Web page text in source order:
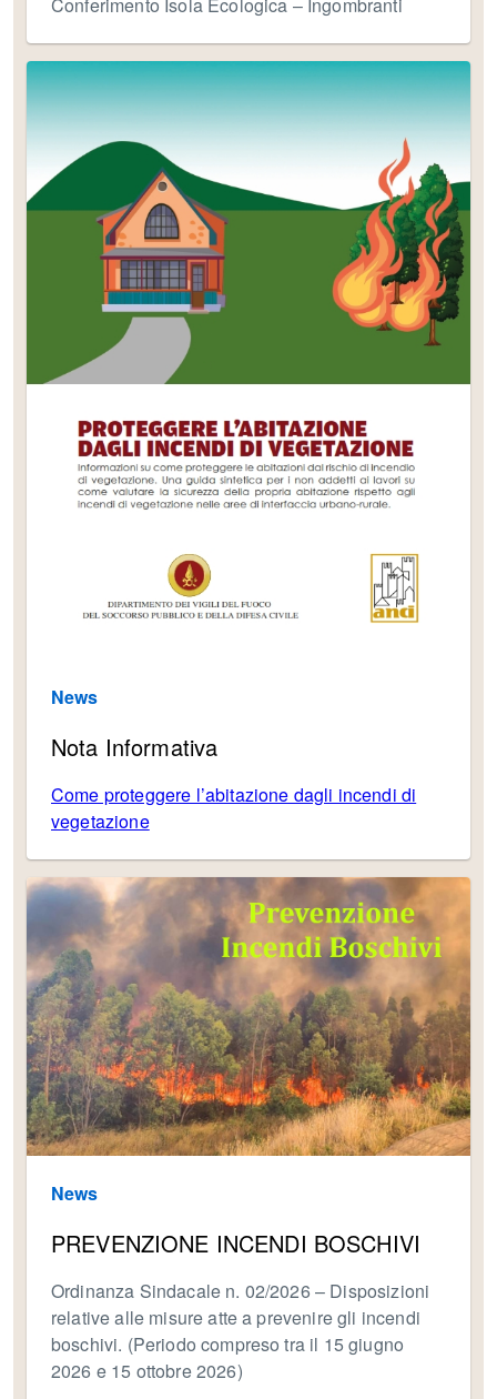
News
Nota Informativa
Come proteggere l’abitazione dagli incendi di
vegetazione
News
PREVENZIONE INCENDI BOSCHIVI
Ordinanza Sindacale n. 02/2026 – Disposizioni
relative alle misure atte a prevenire gli incendi
boschivi. (Periodo compreso tra il 15 giugno
2026 e 15 ottobre 2026)